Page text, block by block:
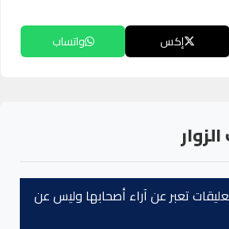
إكس واتساب
تعبر عن آراء أصحابها وليس عن